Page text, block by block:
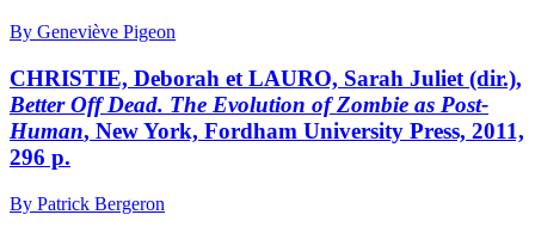
By Geneviève Pigeon
CHRISTIE, Deborah et LAURO, Sarah Juliet (dir.),
Better Off Dead. The Evolution of Zombie as Post-
Human, New York, Fordham University Press, 2011,
296 p.
By Patrick Bergeron